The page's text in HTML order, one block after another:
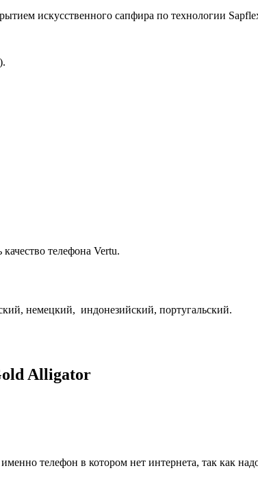
искусственного сапфира по технологии
телефона Vertu.
немецкий, индонезийский, португальский.
Alligator
телефон в котором нет интернета, так как